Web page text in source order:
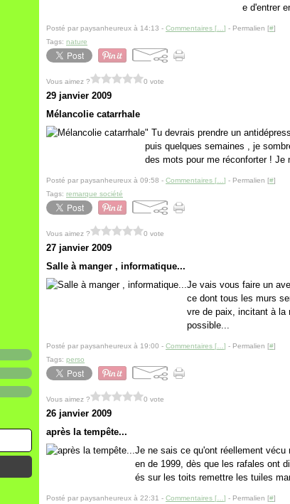
e d'entrer
Posté par paysanheureux à 14:13 - Commentaires [ ] - Permalien [#]
Tags: nature
Vous aimez ? 0 vote
29 janvier 2009
Mélancolie catarrhale
" Tu devrais prendre un
puis quelques semaines , je
des mots pour me réconforter ! Je
Posté par paysanheureux à 09:58 - Commentaires [ ] - Permalien [#]
Tags: remarque société
Vous aimez ? 0 vote
27 janvier 2009
Salle à manger , informatique...
Je vais vous faire un
ce dont tous les murs
vre de paix, incitant à la
possible...
Posté par paysanheureux à 19:00 - Commentaires [ ] - Permalien [#]
Tags: perso
Vous aimez ? 0 vote
26 janvier 2009
après la tempête...
Je ne sais ce qu'ont réellement
en de 1999, dès que les rafales ont
és sur les toits remettre les tuiles
Posté par paysanheureux à 22:31 - Commentaires [ ] - Permalien [#]